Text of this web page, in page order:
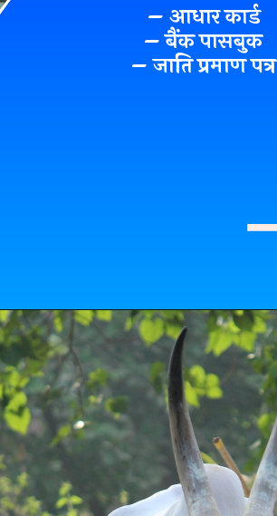
– आधार कार्ड
– बैंक पासबुक
– जाति प्रमाण पत्र